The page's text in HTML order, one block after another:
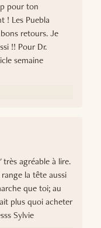
pour ton
! Les Puebla
retours. Je
!! Pour Dr.
semaine
agréable à lire.
la tête aussi
que toi; au
plus quoi acheter
Sylvie